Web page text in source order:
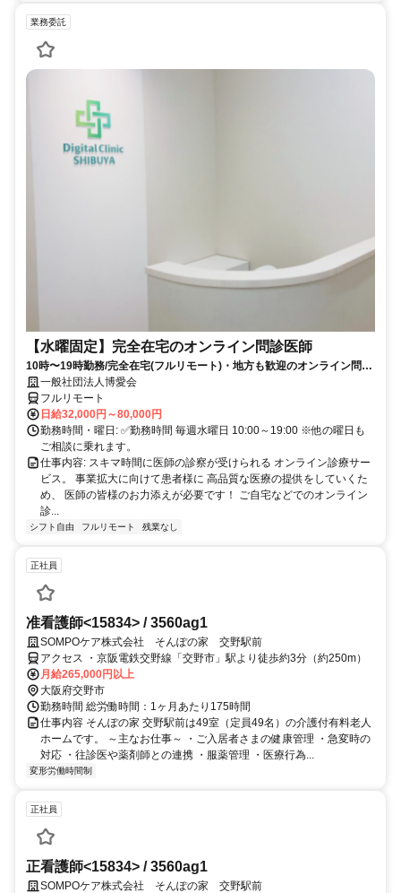
業務委託
【水曜固定】完全在宅のオンライン問診医師
10時〜19時勤務/完全在宅(フルリモート)・地方も歓迎のオンライン問診
業務一般社団法人博愛会
フルリモート
日給32,000円～80,000円
勤務時間・曜日: ✅勤務時間 毎週水曜日 10:00～19:00 ※他の曜日も
ご相談に乗れます。
仕事内容: スキマ時間に医師の診察が受けられる オンライン診療サー
ビス。 事業拡大に向けて患者様に 高品質な医療の提供をしていくた
め、 医師の皆様のお力添えが必要です！ ご自宅などでのオンライン
診...
シフト自由 フルリモート 残業なし
正社員
准看護師<15834> / 3560ag1
SOMPOケア株式会社 そんぽの家 交野駅前
アクセス ・京阪電鉄交野線「交野市」駅より徒歩約3分（約250m）
月給265,000円以上
大阪府交野市
勤務時間 総労働時間：1ヶ月あたり175時間
仕事内容 そんぽの家 交野駅前は49室（定員49名）の介護付有料老人
ホームです。 ～主なお仕事～ ・ご入居者さまの健康管理 ・急変時の
対応 ・往診医や薬剤師との連携 ・服薬管理 ・医療行為...
変形労働時間制
正社員
正看護師<15834> / 3560ag1
SOMPOケア株式会社 そんぽの家 交野駅前